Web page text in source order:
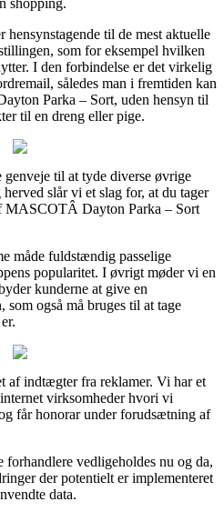
til de mest aktuelle
som for eksempel hvilken
I den forbindelse er det virkelig
således man i fremtiden kan
Parka – Sort, uden hensyn til
til en dreng eller pige.
til at tyde diverse øvrige
slår vi et slag for, at du tager
MASCOTÂ Dayton Parka – Sort
måde fuldstændig passelige
popularitet. I øvrigt møder vi en
kunderne at give en
som også må bruges til at tage
af indtægter fra reklamer. Vi har et
virksomheder hvori vi
får honorar under forudsætning af
vedligeholdes nu og da,
der potentielt er implementeret
data.